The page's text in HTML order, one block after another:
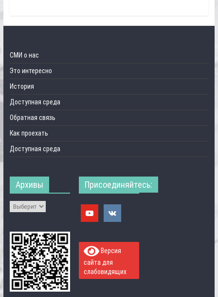
СМИ о нас
Это интересно
История
Доступная среда
Обратная связь
Как проехать
Доступная среда
Архивы Присоединяйтесь:
Версия
сайта для
слабовидящих